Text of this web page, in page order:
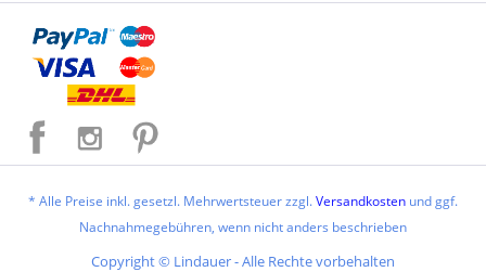
* Alle Preise inkl. gesetzl. Mehrwertsteuer zzgl.Versandkosten und ggf.
Nachnahmegebühren, wenn nicht anders beschrieben
Copyright © Lindauer - Alle Rechte vorbehalten